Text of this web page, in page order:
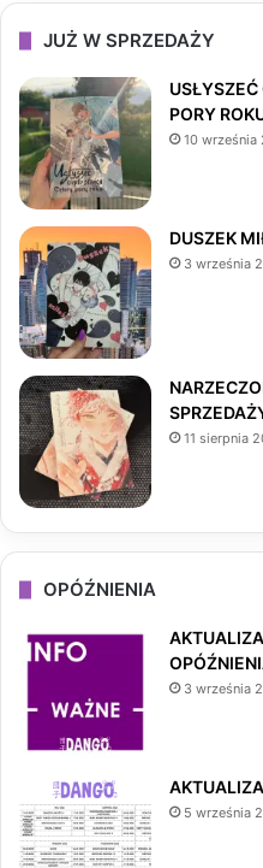
b
k
JUŻ W SPRZEDAŻY
PORY
10 września
DUSZEK
3 września
11 sierpnia
OPÓŹNIENIA
3 września
5 września